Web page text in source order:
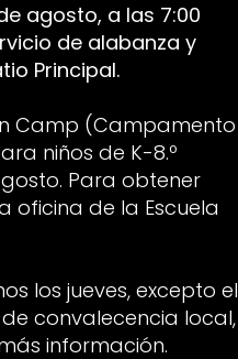
agosto, a las 7:00
de alabanza y
Principal.
Camp (Campamento
niños de K-8.º
Para obtener
oficina de la Escuela
los jueves, excepto el
de convalecencia local,
información.